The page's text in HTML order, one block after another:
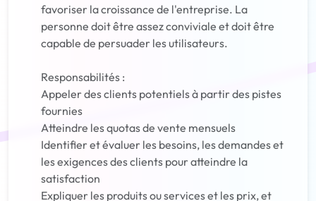
favoriser la croissance de l'entreprise. La
personne doit être assez conviviale et doit être
capable de persuader les utilisateurs.
Responsabilités :
Appeler des clients potentiels à partir des pistes
fournies
Atteindre les quotas de vente mensuels
Identifier et évaluer les besoins, les demandes et
les exigences des clients pour atteindre la
satisfaction
Expliquer les produits ou services et les prix, et